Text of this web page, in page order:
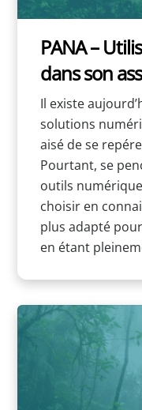
PANA –
dans son
Il existe
solutions
aisé de se
Pourtant, se
outils
choisir en
plus adapté
en étant